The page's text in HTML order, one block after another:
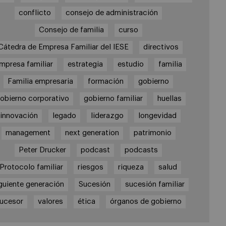
conflicto consejo de administración
Consejo de familia curso
de Empresa Familiar del IESE directivos
familiar estrategia estudio familia
Familia empresaria formación gobierno
corporativo gobierno familiar huellas
innovación legado liderazgo longevidad
management next generation patrimonio
Peter Drucker podcast podcasts
Protocolo familiar riesgos riqueza salud
generación Sucesión sucesión familiar
valores ética órganos de gobierno